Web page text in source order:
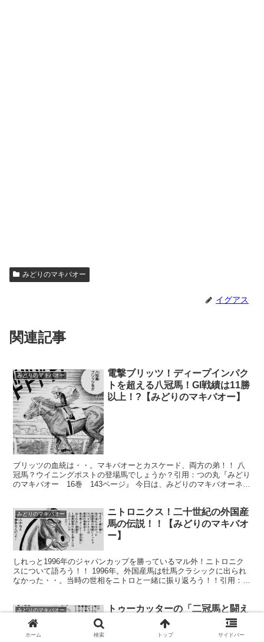
みどりのマキバオー
イグアス
関連記事
みどりのマキバオー
電撃ブリッツ！ディープインパク
トを超える八冠馬！GI戦績は11勝
以上！?【みどりのマキバオー】
ブリッツの血統は・・。マキバオーとカスケード、両方の弟！！ 八
冠馬？ウイニングポストの登場馬でしょうか？引用：つの丸『みどり
のマキバオー 16巻 143ページ』 今日は、みどりのマキバオーネタ
みどりのマキバオー
ニトロニクス！二十世紀の外国産
馬の伝説！！【みどりのマキバオ
ー】
しれっと1996年のジャパンカップを勝っているマル外！ニトロニク
スについて語ろう！！ 1996年。外国産馬は牡馬クラシックに出られ
なかった・・。当時の世相をニトロと一緒に振り返ろう！！引用：つ
みどりのマキバオー
トゥーカッターの「二冠馬と闘え
なかった菊花賞馬」って設定はオ
イシイよなあ【みどりのマキバオ
ホーム 検索 トップ サイドバー